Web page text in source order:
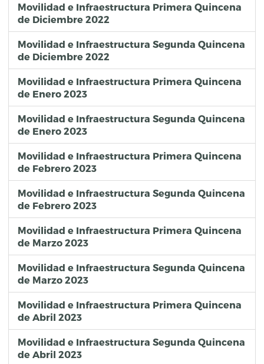
Movilidad e Infraestructura Primera Quincena
de Diciembre 2022
Movilidad e Infraestructura Segunda Quincena
de Diciembre 2022
Movilidad e Infraestructura Primera Quincena
de Enero 2023
Movilidad e Infraestructura Segunda Quincena
de Enero 2023
Movilidad e Infraestructura Primera Quincena
de Febrero 2023
Movilidad e Infraestructura Segunda Quincena
de Febrero 2023
Movilidad e Infraestructura Primera Quincena
de Marzo 2023
Movilidad e Infraestructura Segunda Quincena
de Marzo 2023
Movilidad e Infraestructura Primera Quincena
de Abril 2023
Movilidad e Infraestructura Segunda Quincena
de Abril 2023